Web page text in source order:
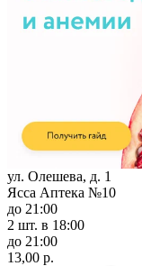
ул. Олешева, д. 1
Ясса Аптека №10
до 21:00
2 шт. в 18:00
до 21:00
13,00 р.